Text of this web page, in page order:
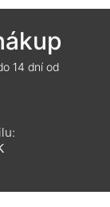
14 dní od